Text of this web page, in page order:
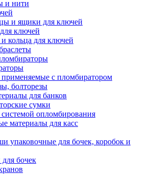
и нити
и ящики для ключей
ключей
кольца для ключей
с пломбиратором
болторезы
для банков
сумки
опломбирования
материалы для касс
упаковочные для бочек, коробок и
бочек